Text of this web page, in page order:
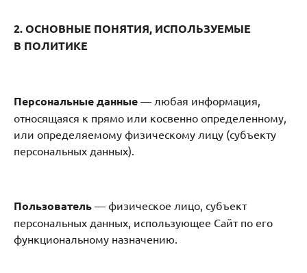
2. ОСНОВНЫЕ ПОНЯТИЯ, ИСПОЛЬЗУЕМЫЕ
В ПОЛИТИКЕ
Персональные данные — любая информация,
относящаяся к прямо или косвенно определенному,
или определяемому физическому лицу (субъекту
персональных данных).
Пользователь — физическое лицо, субъект
персональных данных, использующее Сайт по его
функциональному назначению.